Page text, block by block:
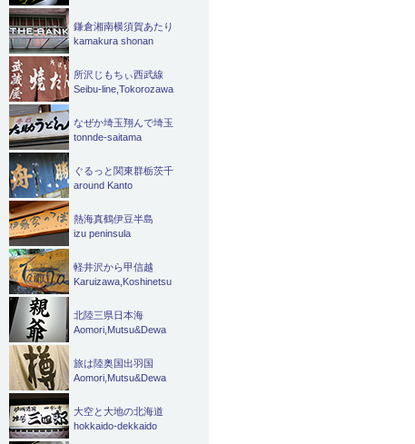
鎌倉湘南横須賀あたり
kamakura shonan
所沢じもちぃ西武線
Seibu-line,Tokorozawa
なぜか埼玉翔んで埼玉
tonnde-saitama
ぐるっと関東群栃茨千
around Kanto
熱海真鶴伊豆半島
izu peninsula
軽井沢から甲信越
Karuizawa,Koshinetsu
北陸三県日本海
Aomori,Mutsu&Dewa
旅は陸奥国出羽国
Aomori,Mutsu&Dewa
大空と大地の北海道
hokkaido-dekkaido